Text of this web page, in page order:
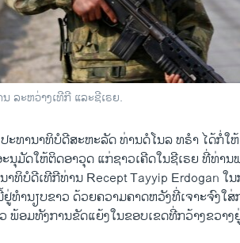
ລະຫວ່າງເທີກີ ແລະຊີເຣຍ.
ະທານາທິບໍດີ​ສະຫະລັດ ທ່ານ​ດໍ​ໂນ​ລ ທຣໍາ ​ໄດ້ກໍ່ໃ
ນຸມັດ​ໃຫ້​ຕິດ​ອາວຸດ ແກ່​ຊາວເຄີ​ດ​ໃນຊີ​ເຣຍ ​ທີ່​ທ່ານ
ທິບໍດີ​ເທີ​ກີທ່ານ Recept Tayyip Erdogan ​ໃ
ທຳນຽບຂາວ ດ້ວຍ​ຄວາມ​ຄາດ​ຫວັງ​ທີ່​ເຈາະ​ຈົງ​ໃສ່​
ພ້ອມ​ທັງ​ການ​ຂັດແຍ້​ງ​ໃນ​ຂອບ​ເຂດທີ່ກວ້າງຂວາງ​